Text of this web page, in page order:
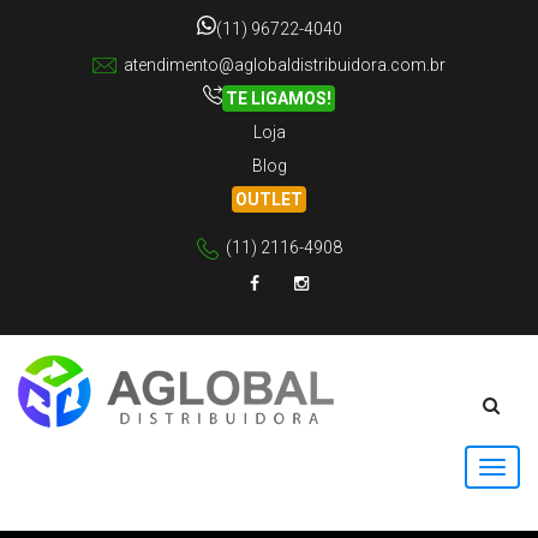
(11) 96722-4040
atendimento@aglobaldistribuidora.com.br
TE LIGAMOS!
Loja
Blog
OUTLET
(11) 2116-4908